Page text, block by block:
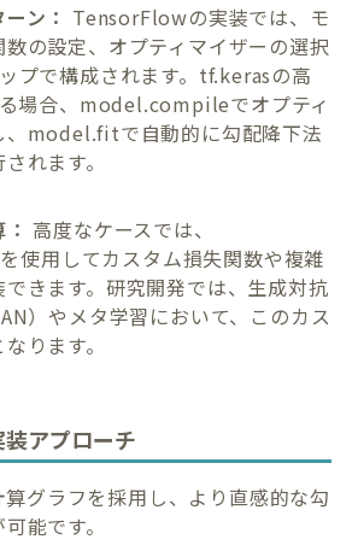
ン： TensorFlowの実装では、モ
の設定、オプティマイザーの選択
プで構成されます。tf.kerasの高
場合、model.compileでオプティ
、model.fitで自動的に勾配降下法
れます。
高度なケースでは、
使用してカスタム損失関数や複雑
きます。研究開発では、生成対抗
）やメタ学習において、このカス
ります。
アプローチ
グラフを採用し、より直感的な勾
能です。